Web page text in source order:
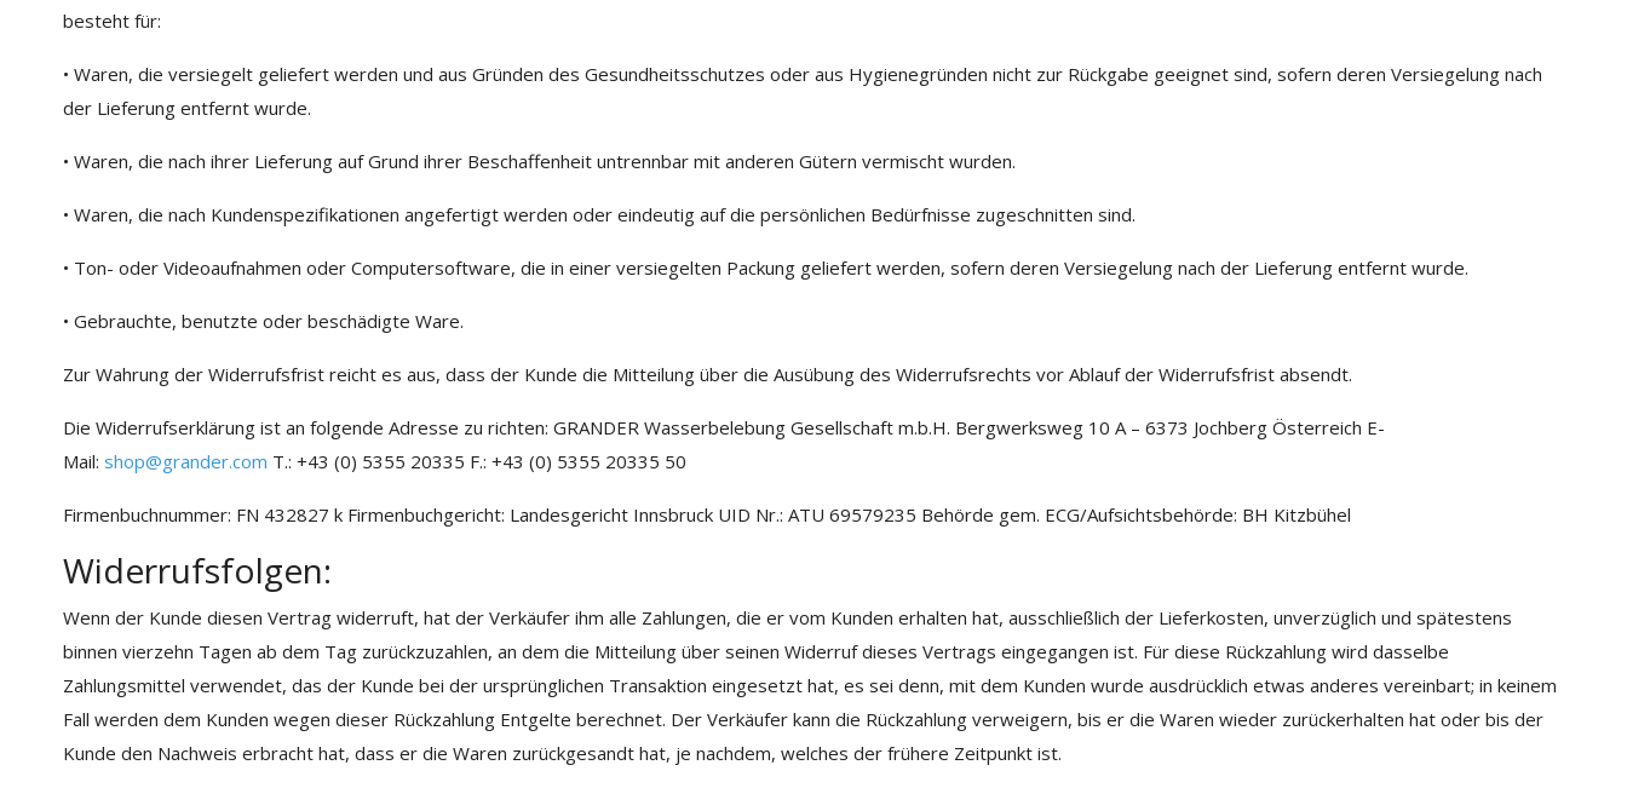
besteht für:
• Waren, die versiegelt geliefert werden und aus Gründen des Gesundheitsschutzes oder aus Hygienegründen nicht zur Rückgabe geeignet sind, sofern deren Versiegelung nach
der Lieferung entfernt wurde.
• Waren, die nach ihrer Lieferung auf Grund ihrer Beschaffenheit untrennbar mit anderen Gütern vermischt wurden.
• Waren, die nach Kundenspezifikationen angefertigt werden oder eindeutig auf die persönlichen Bedürfnisse zugeschnitten sind.
• Ton- oder Videoaufnahmen oder Computersoftware, die in einer versiegelten Packung geliefert werden, sofern deren Versiegelung nach der Lieferung entfernt wurde.
• Gebrauchte, benutzte oder beschädigte Ware.
Zur Wahrung der Widerrufsfrist reicht es aus, dass der Kunde die Mitteilung über die Ausübung des Widerrufsrechts vor Ablauf der Widerrufsfrist absendt.
Die Widerrufserklärung ist an folgende Adresse zu richten: GRANDER Wasserbelebung Gesellschaft m.b.H. Bergwerksweg 10 A – 6373 Jochberg Österreich E-
Mail: shop@grander.com T.: +43 (0) 5355 20335 F.: +43 (0) 5355 20335 50
Firmenbuchnummer: FN 432827 k Firmenbuchgericht: Landesgericht Innsbruck UID Nr.: ATU 69579235 Behörde gem. ECG/Aufsichtsbehörde: BH Kitzbühel
Widerrufsfolgen:
Wenn der Kunde diesen Vertrag widerruft, hat der Verkäufer ihm alle Zahlungen, die er vom Kunden erhalten hat, ausschließlich der Lieferkosten, unverzüglich und spätestens
binnen vierzehn Tagen ab dem Tag zurückzuzahlen, an dem die Mitteilung über seinen Widerruf dieses Vertrags eingegangen ist. Für diese Rückzahlung wird dasselbe
Zahlungsmittel verwendet, das der Kunde bei der ursprünglichen Transaktion eingesetzt hat, es sei denn, mit dem Kunden wurde ausdrücklich etwas anderes vereinbart; in keinem
Fall werden dem Kunden wegen dieser Rückzahlung Entgelte berechnet. Der Verkäufer kann die Rückzahlung verweigern, bis er die Waren wieder zurückerhalten hat oder bis der
Kunde den Nachweis erbracht hat, dass er die Waren zurückgesandt hat, je nachdem, welches der frühere Zeitpunkt ist.